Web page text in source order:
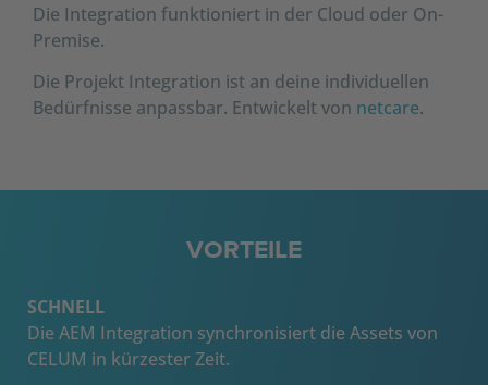
Die Integration funktioniert in der Cloud oder On-
Premise.
Die Projekt Integration ist an deine individuellen
Bedürfnisse anpassbar. Entwickelt von netcare.
VORTEILE
SCHNELL
Die AEM Integration synchronisiert die Assets von
CELUM in kürzester Zeit.